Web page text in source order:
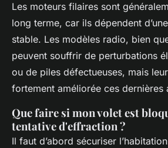
Les moteurs filaires sont
long terme, car ils dépendent
stable. Les modèles radio, bien
peuvent souffrir de perturbations
ou de piles défectueuses, mais
fortement améliorée ces dernières
Que faire si mon volet est
tentative d'effraction ?
Il faut d’abord sécuriser